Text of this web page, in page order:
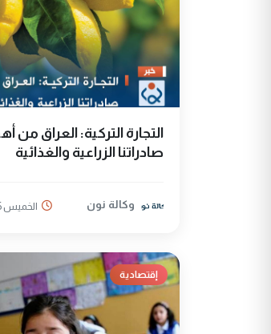
التجارة التركية: العراق من
صادراتنا الزراعية والغذائية
وكالة نون الخميس 25 ايلول 2025
إقتصادية